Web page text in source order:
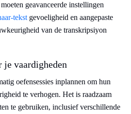
geavanceerde instellingen
tekst gevoeligheid en aangepaste
van de transkripsiyon
je vaardigheden
oefensessies inplannen om hun
te verhogen. Het is raadzaam
te gebruiken, inclusief verschillende